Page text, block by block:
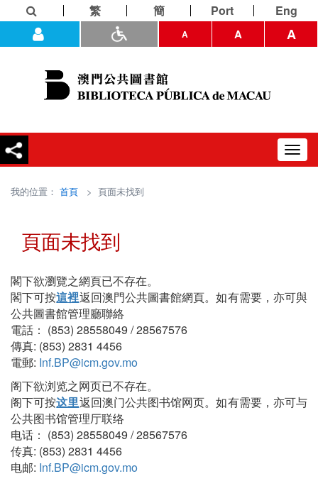
繁 簡 Port Eng
A A A
我的位置： 首頁 > 頁面未找到
頁面未找到
閣下欲瀏覽之網頁已不存在。
閣下可按這裡返回澳門公共圖書館網頁。如有需要，亦可與
公共圖書館管理廳聯絡
電話： (853) 28558049 / 28567576
傳真: (853) 2831 4456
電郵: Inf.BP@icm.gov.mo
阁下欲浏览之网页已不存在。
阁下可按这里返回澳门公共图书馆网页。如有需要，亦可与
公共图书馆管理厅联络
电话： (853) 28558049 / 28567576
传真: (853) 2831 4456
电邮: Inf.BP@icm.gov.mo